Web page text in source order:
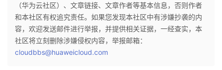
（华为云社区）、文章链接、文章作者等基本信息，否则作者
和本社区有权追究责任。如果您发现本社区中有涉嫌抄袭的内
容，欢迎发送邮件进行举报，并提供相关证据，一经查实，本
社区将立刻删除涉嫌侵权内容，举报邮箱：
cloudbbs@huaweicloud.com